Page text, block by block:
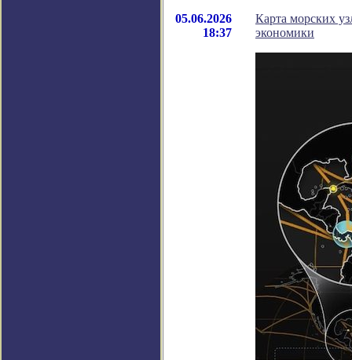
05.06.2026
18:37
Карта морских
экономики